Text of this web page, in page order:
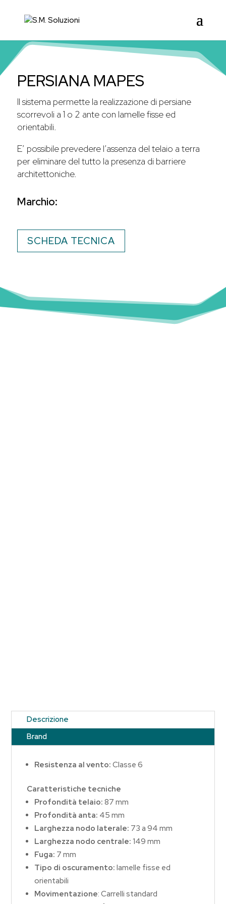
PERSIANA MAPES
Il sistema permette la realizzazione di persiane
scorrevoli a 1 o 2 ante con lamelle fisse ed
orientabili.
E’ possibile prevedere l’assenza del telaio a terra
per eliminare del tutto la presenza di barriere
architettoniche.
Marchio:
SCHEDA TECNICA
Descrizione
Brand
Resistenza al vento: Classe 6
Caratteristiche tecniche
Profondità telaio: 87 mm
Profondità anta: 45 mm
Larghezza nodo laterale: 73 a 94 mm
Larghezza nodo centrale: 149 mm
Fuga: 7 mm
Tipo di oscuramento: lamelle fisse ed
orientabili
Movimentazione: Carrelli standard